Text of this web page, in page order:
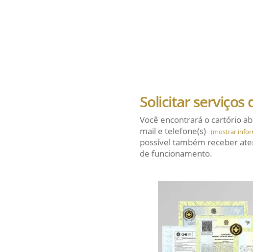
Solicitar serviços
Você encontrará o cartório
mail e telefone(s) (mostrar
possível também receber
de funcionamento.